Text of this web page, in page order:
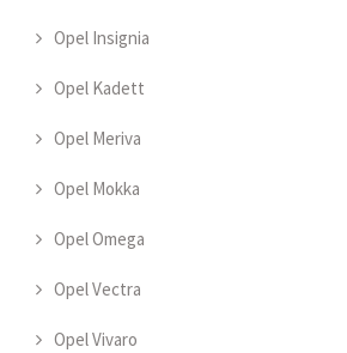
Opel Insignia
Opel Kadett
Opel Meriva
Opel Mokka
Opel Omega
Opel Vectra
Opel Vivaro